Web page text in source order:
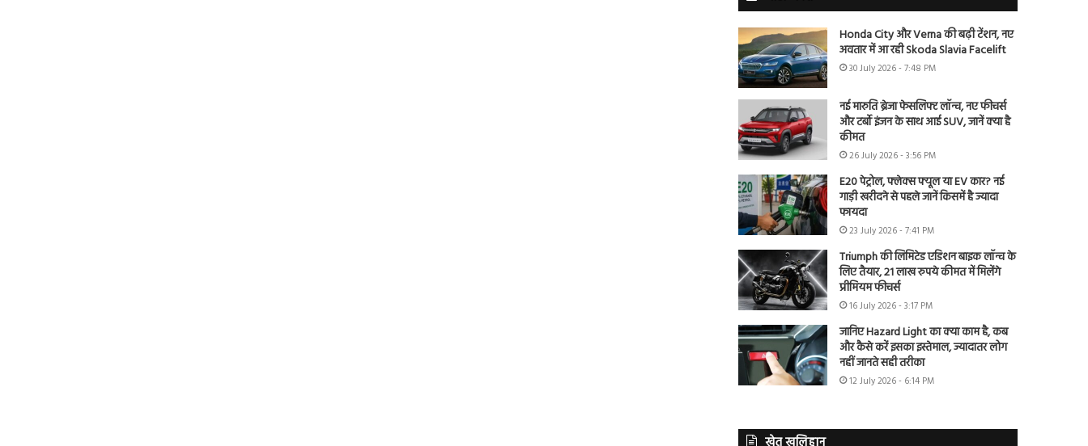
Honda City और Verna की बढ़ी टेंशन, नए
अवतार में आ रही Skoda Slavia Facelift
30 July 2026 - 7:48 PM
नई मारुति ब्रेजा फेसलिफ्ट लॉन्च, नए फीचर्स
और टर्बो इंजन के साथ आई SUV, जानें क्या है
कीमत
26 July 2026 - 3:56 PM
E20 पेट्रोल, फ्लेक्स फ्यूल या EV कार? नई
गाड़ी खरीदने से पहले जानें किसमें है ज्यादा
फायदा
23 July 2026 - 7:41 PM
Triumph की लिमिटेड एडिशन बाइक लॉन्च के
लिए तैयार, 21 लाख रुपये कीमत में मिलेंगे
प्रीमियम फीचर्स
16 July 2026 - 3:17 PM
जानिए Hazard Light का क्या काम है, कब
और कैसे करें इसका इस्तेमाल, ज्यादातर लोग
नहीं जानते सही तरीका
12 July 2026 - 6:14 PM